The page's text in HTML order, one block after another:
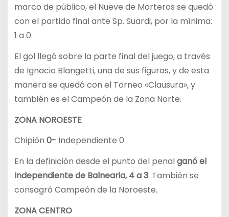
marco de público, el Nueve de Morteros se quedó
con el partido final ante Sp. Suardi, por la mínima:
1 a 0.
El gol llegó sobre la parte final del juego, a través
de Ignacio Blangetti, una de sus figuras, y de esta
manera se quedó con el Torneo «Clausura», y
también es el Campeón de la Zona Norte.
ZONA NOROESTE
Chipión 0- Independiente 0
En la definición desde el punto del penalganó el
Independiente de Balnearia, 4 a 3. También se
consagró Campeón de la Noroeste.
ZONA CENTRO